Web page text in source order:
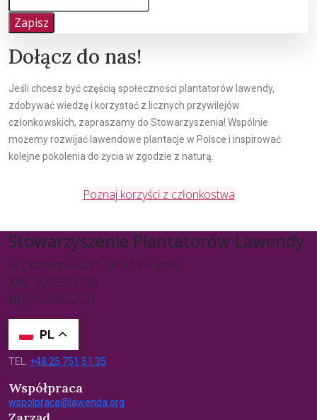
Zapisz
Dołącz do nas!
Jeśli chcesz być częścią społeczności plantatorów lawendy,
zdobywać wiedzę i korzystać z licznych przywilejów
członkowskich, zapraszamy do Stowarzyszenia! Wspólnie
możemy rozwijać lawendowe plantacje w Polsce i inspirować
kolejne pokolenia do życia w zgodzie z naturą.
Poznaj korzyści z członkostwa
Stowarzyszenie Plantatorów Lawendy
ul. Diamentowa 71, 08-119 Purzec
KRS: 0000539786
NIP: 5223022521
PL
TEL. +48 25 751 51 35
Współpraca
wspolpraca@lawenda.org